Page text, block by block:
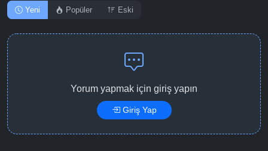
Yeni Popüler Eski
Yorum yapmak için giriş yapın
Giriş Yap